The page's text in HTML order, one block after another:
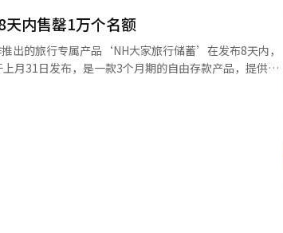
肩作战。 大宇建设相关人士表示：“此次LOI的接收是
我们将全力支持初步设计和采购阶段，确保年底前FID
。” 同时，iM证券研究员裴世浩表示：“大宇建设将今
加了9万亿韩元。包括捷克杜科瓦尼核电站、巴布亚新
加德岛新机场等总计18万亿韩元的五大大型项目中，有
商品券平台。得益于业务结构的转型，去年公司创下了
任社长们建议，未来应扩大移
数字支付平台的竞争力。同时，他们还提出应扩大艺
品的出口竞争力。 基于此，他们建议在
”的目标。 成昌勋社长表示：“我将
内售罄1万个名额
前5000名客户还将额外获得NH积分的活动。 农协